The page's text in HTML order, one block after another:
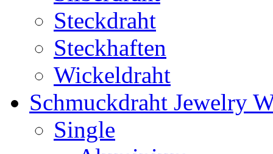
Steckdraht
Steckhaften
Wickeldraht
Schmuckdraht Jewelry
Single